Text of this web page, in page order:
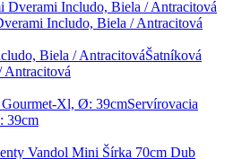
Includo, Biela / Antracitová
Šatníková
Antracitová
Servírovacia
39cm